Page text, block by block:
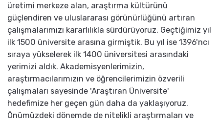
üretimi merkeze alan, araştırma kültürünü
güçlendiren ve uluslararası görünürlüğünü artıran
çalışmalarımızı kararlılıkla sürdürüyoruz. Geçtiğimiz yıl
ilk 1500 üniversite arasına girmiştik. Bu yıl ise 1396'ncı
sıraya yükselerek ilk 1400 üniversitesi arasındaki
yerimizi aldık. Akademisyenlerimizin,
araştırmacılarımızın ve öğrencilerimizin özverili
çalışmaları sayesinde 'Araştıran Üniversite'
hedefimize her geçen gün daha da yaklaşıyoruz.
Önümüzdeki dönemde de nitelikli araştırmaları ve